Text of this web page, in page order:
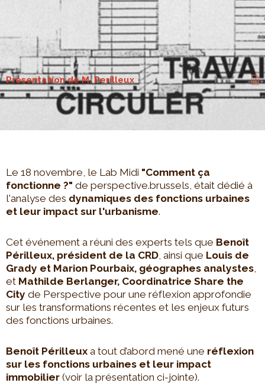
Fichiers
Présentation de M. Perilleux
Le 18 novembre, le Lab Midi "Comment ça
fonctionne ?" de perspective.brussels, était dédié à
l'analyse des dynamiques des fonctions urbaines
et leur impact sur l'urbanisme.
Cet événement a réuni des experts tels que Benoît
Périlleux, président de la CRD , ainsi que Louis de
Grady et Marion Pourbaix, géographes analystes
et Mathilde Berlanger, Coordinatrice Share the
City de Perspective pour une réflexion approfondie
sur les transformations récentes et les enjeux futurs
des fonctions urbaines.
Benoît Périlleux a tout d’abord mené une réflexion
sur les fonctions urbaines et leur impact
immobilier (voir la présentation ci-jointe).